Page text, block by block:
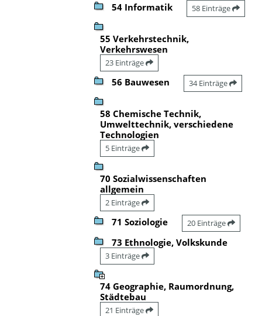
54 Informatik 58 Einträge
55 Verkehrstechnik,
Verkehrswesen
23 Einträge
56 Bauwesen 34 Einträge
58 Chemische Technik,
Umwelttechnik, verschiedene
Technologien
5 Einträge
70 Sozialwissenschaften
allgemein
2 Einträge
71 Soziologie 20 Einträge
73 Ethnologie, Volkskunde
3 Einträge
74 Geographie, Raumordnung,
Städtebau
21 Einträge